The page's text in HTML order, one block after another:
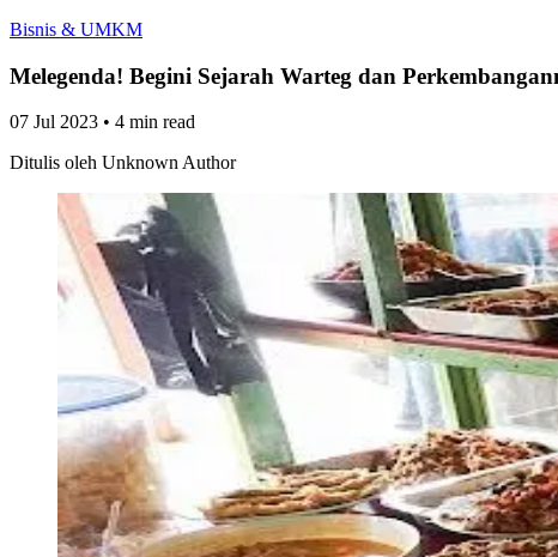
Bisnis & UMKM
Melegenda! Begini Sejarah Warteg dan
07 Jul 2023 • 4 min read
Ditulis oleh Unknown Author